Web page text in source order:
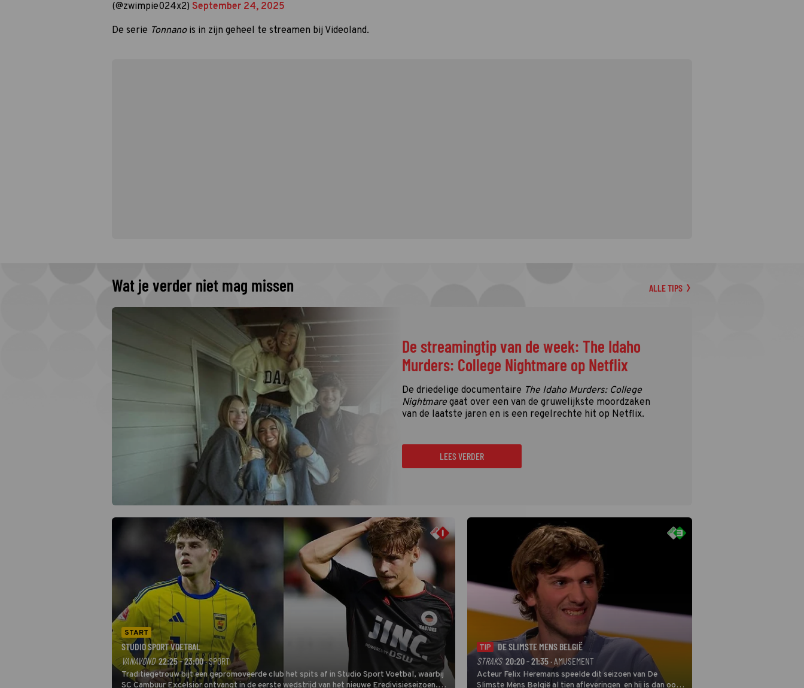
(@zwimpie024x2) September 24, 2025
De serie Tonnanois in zijn geheel te streamen bij Videoland.
Wat je verder niet mag missen ALLE TIPS
De streamingtip van de week: The Idaho
Murders: College Nightmare op Netflix
De driedelige documentaire The Idaho Murders: College
Nightmare gaat over een van de gruwelijkste moordzaken
van de laatste jaren en is een regelrechte hit op Netflix.
LEES VERDER
START
STUDIO SPORT VOETBAL
VANAVOND 22:25 - 23:00· SPORT
Traditiegetrouw bijt een gepromoveerde club het spits af in Studio Sport Voetbal, waarbij
SC Cambuur Excelsior ontvangt in de eerste wedstrijd van het nieuwe Eredivisieseizoen.
TIP
DE SLIMSTE MENS BELGIË
STRAKS 20:20 - 21:35· AMUSEMENT
Acteur Felix Heremans speelde dit seizoen van De
Slimste Mens België al tien afleveringen en hij is dan ook